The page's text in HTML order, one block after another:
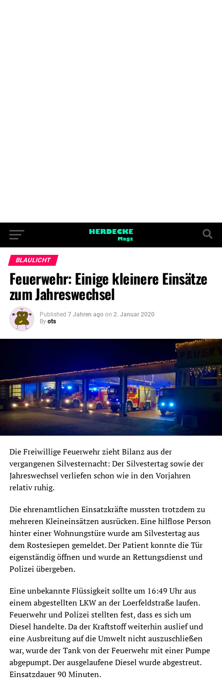
BLAULICHT
Feuerwehr: Einige kleinere Einsätze
zum Jahreswechsel
Published 7 Jahren ago on 2. Januar 2020
By ots
Die Freiwillige Feuerwehr zieht Bilanz aus der
vergangenen Silvesternacht: Der Silvestertag sowie der
Jahreswechsel verliefen schon wie in den Vorjahren
relativ ruhig.
Die ehrenamtlichen Einsatzkräfte mussten trotzdem zu
mehreren Kleineinsätzen ausrücken. Eine hilflose Person
hinter einer Wohnungstüre wurde am Silvestertag aus
dem Rostesiepen gemeldet. Der Patient konnte die Tür
eigenständig öffnen und wurde an Rettungsdienst und
Polizei übergeben.
Eine unbekannte Flüssigkeit sollte um 16:49 Uhr aus
einem abgestellten LKW an der Loerfeldstraße laufen.
Feuerwehr und Polizei stellten fest, dass es sich um
Diesel handelte. Da der Kraftstoff weiterhin auslief und
eine Ausbreitung auf die Umwelt nicht auszuschließen
war, wurde der Tank von der Feuerwehr mit einer Pumpe
abgepumpt. Der ausgelaufene Diesel wurde abgestreut.
Einsatzdauer 90 Minuten.